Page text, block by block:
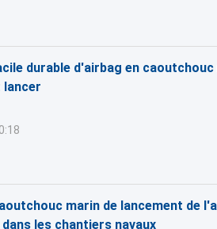
durable d'airbag en caoutchouc
lancer
marin de lancement de
les chantiers navaux